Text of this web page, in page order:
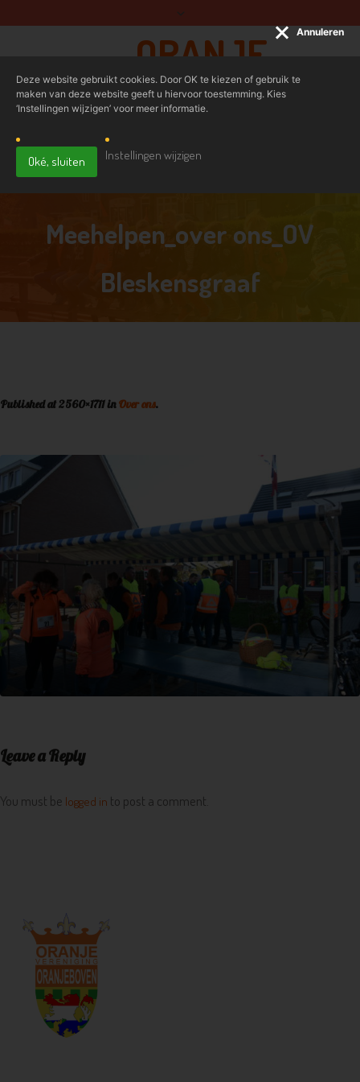
ORANJE
BOVEN
Meehelpen_over ons_OV
Bleskensgraaf
Publishedat 2560×1711 inOver ons.
Leave a Reply
You must be logged in to post a comment.
Deze website gebruikt cookies. Door OK te kiezen of gebruik te
maken van deze website geeft u hiervoor toestemming. Kies
‘Instellingen wijzigen’ voor meer informatie.
Oké, sluiten Instellingen wijzigen
Annuleren